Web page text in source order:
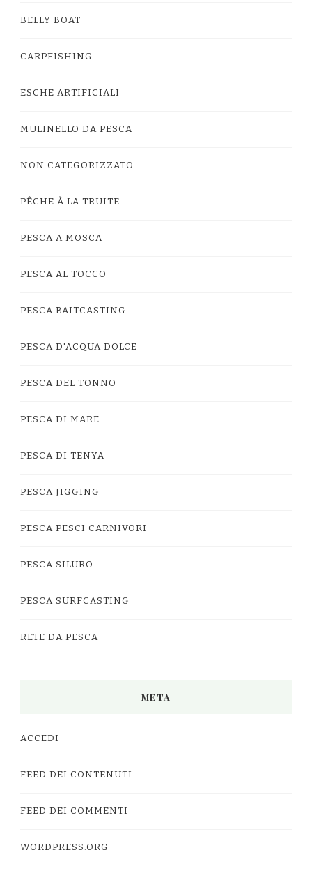
BELLY BOAT
CARPFISHING
ESCHE ARTIFICIALI
MULINELLO DA PESCA
NON CATEGORIZZATO
PÊCHE À LA TRUITE
PESCA A MOSCA
PESCA AL TOCCO
PESCA BAITCASTING
PESCA D'ACQUA DOLCE
PESCA DEL TONNO
PESCA DI MARE
PESCA DI TENYA
PESCA JIGGING
PESCA PESCI CARNIVORI
PESCA SILURO
PESCA SURFCASTING
RETE DA PESCA
META
ACCEDI
FEED DEI CONTENUTI
FEED DEI COMMENTI
WORDPRESS.ORG